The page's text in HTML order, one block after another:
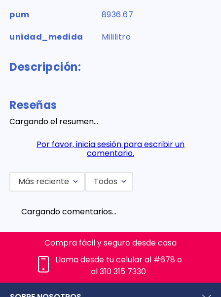
pum
8936.67
unidad_medida
Mililitro
Descripción:
Reseñas
Cargando el resumen…
Por favor, inicia sesión para escribir un
comentario.
Más reciente Todos
Cargando comentarios…
Compra fácil y seguro desde casa
Llama desde tu celular al #678 o
al 310 315 7330